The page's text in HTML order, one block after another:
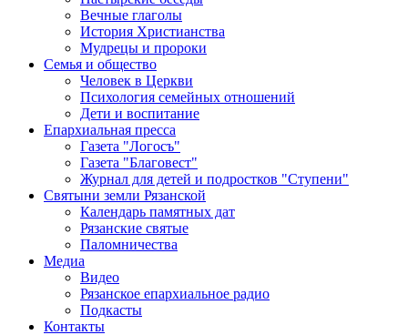
Вечные глаголы
История Христианства
Мудрецы и пророки
Семья и общество
Человек в Церкви
Психология семейных отношений
Дети и воспитание
Епархиальная пресса
Газета "Логосъ"
Газета "Благовест"
Журнал для детей и подростков "Ступени"
Святыни земли Рязанской
Календарь памятных дат
Рязанские святые
Паломничества
Медиа
Видео
Рязанское епархиальное радио
Подкасты
Контакты